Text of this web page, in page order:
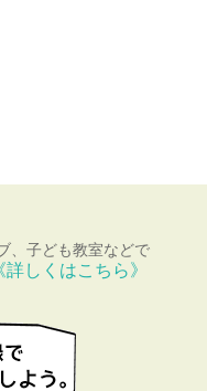
、子ども教室などで
詳しくはこちら》